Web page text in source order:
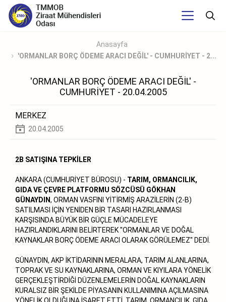
Anasayfa
'ORMANLAR BORÇ ÖDEME ARACI DEĞİL' - CUMHURİYET - 2...
'ORMANLAR BORÇ ÖDEME ARACI DEĞİL' -
CUMHURİYET - 20.04.2005
MERKEZ
20.04.2005
2B SATIŞINA TEPKİLER
ANKARA (CUMHURİYET BÜROSU) - TARIM, ORMANCILIK,
GIDA VE ÇEVRE PLATFORMU SÖZCÜSÜ GÖKHAN
GÜNAYDIN, ORMAN VASFINI YİTİRMİŞ ARAZİLERİN (2-B)
SATILMASI İÇİN YENİDEN BİR TASARI HAZIRLANMASI
KARŞISINDA BÜYÜK BİR GÜÇLE MÜCADELEYE
HAZIRLANDIKLARINI BELİRTEREK ''ORMANLAR VE DOĞAL
KAYNAKLAR BORÇ ÖDEME ARACI OLARAK GÖRÜLEMEZ'' DEDİ.
GÜNAYDIN, AKP İKTİDARININ MERALARA, TARIM ALANLARINA,
TOPRAK VE SU KAYNAKLARINA, ORMAN VE KIYILARA YÖNELİK
GERÇEKLEŞTİRDİĞİ DÜZENLEMELERİN DOĞAL KAYNAKLARIN
KURALSIZ BİR ŞEKİLDE PİYASANIN KULLANIMINA AÇILMASINA